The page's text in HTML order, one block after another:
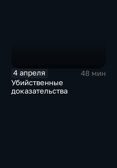
4 апреля
48 мин
Убийственные
доказательства